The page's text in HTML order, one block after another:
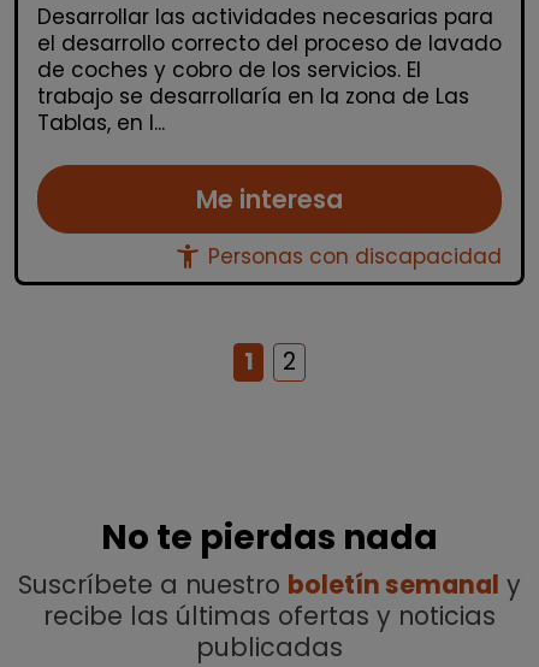
Desarrollar las actividades necesarias para
el desarrollo correcto del proceso de lavado
de coches y cobro de los servicios. El
trabajo se desarrollaría en la zona de Las
Tablas, en l...
Me interesa
accessibility_new Personas con discapacidad
1 2
No te pierdas nada
Suscríbete a nuestro boletín semanal y
recibe las últimas ofertas y noticias
publicadas